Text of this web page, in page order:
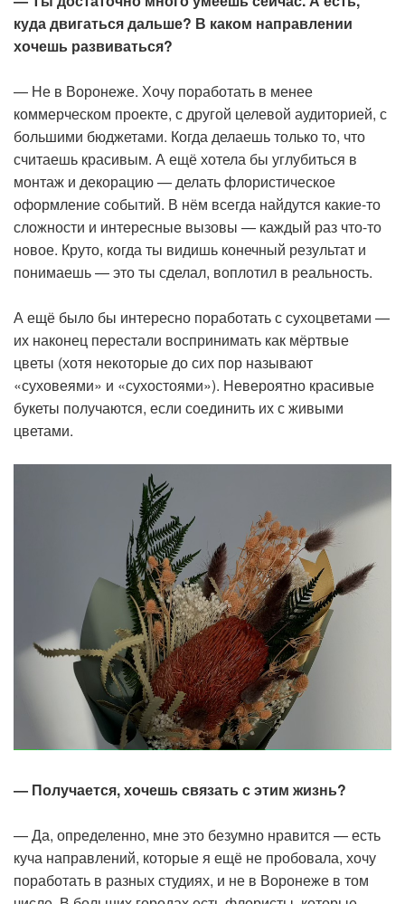
куда двигаться дальше? В каком направлении
хочешь развиваться?
— Не в Воронеже. Хочу поработать в менее
коммерческом проекте, с другой целевой аудиторией, с
большими бюджетами. Когда делаешь только то, что
считаешь красивым. А ещё хотела бы углубиться в
монтаж и декорацию — делать флористическое
оформление событий. В нём всегда найдутся какие-то
сложности и интересные вызовы — каждый раз что-то
новое. Круто, когда ты видишь конечный результат и
понимаешь — это ты сделал, воплотил в реальность.
А ещё было бы интересно поработать с сухоцветами —
их наконец перестали воспринимать как мёртвые
цветы (хотя некоторые до сих пор называют
«суховеями» и «сухостоями»). Невероятно красивые
букеты получаются, если соединить их с живыми
цветами.
— Получается, хочешь связать с этим жизнь?
— Да, определенно, мне это безумно нравится — есть
куча направлений, которые я ещё не пробовала, хочу
поработать в разных студиях, и не в Воронеже в том